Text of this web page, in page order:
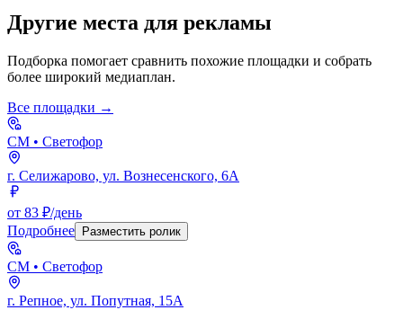
Другие места для рекламы
Подборка помогает сравнить похожие площадки и собрать
более широкий медиаплан.
Все площадки →
СМ • Светофор
г. Селижарово, ул. Вознесенского, 6А
от 83 ₽/день
Подробнее
Разместить ролик
СМ • Светофор
г. Репное, ул. Попутная, 15А